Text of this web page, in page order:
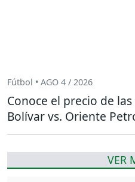
Fútbol • AGO 4 / 2026
Conoce el precio de
Bolívar vs. Oriente
VER